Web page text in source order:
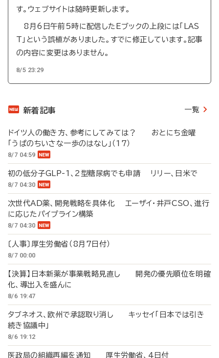
す。ウェブサイトは随時更新します。
8月6日午前5時に配信したEブックの上段には「LAS
T」という誤植がありました。すでに修正しています。記事
の内容に変更はありません。
8/5 23:29
新着記事 一覧
ドイツ人の働き方、参考にしてみては？ おとにち金曜
「うぱのちいさな一歩のはなし」（17）
8/7 04:59
初の低分子GLP-1、2型糖尿病でも申請 リリー、日米で
8/7 04:30
次世代AD薬、開発戦略を具体化 エーザイ・井戸CSO、進行
に応じたパイプライン構築
8/7 04:30
〔人事〕厚生労働省（8月7日付）
8/7 00:00
【決算】日本新薬が事業戦略見直し 開発の優先順位を明確
化、導出入を盛んに
8/6 19:47
タブネオス、欧州で承認取り消し キッセイ「日本では引き
続き協議中」
8/6 19:12
医政局の組織再編を通知 厚生労働省、4日付